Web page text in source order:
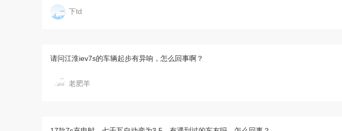
下td
请问江淮iev7s的车辆起步有异响，怎么回事啊？
老肥羊